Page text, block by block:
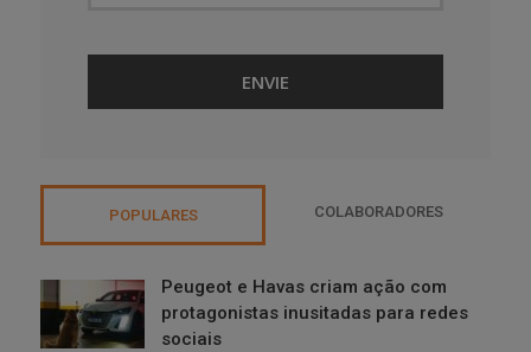
POPULARES COLABORADORES
Peugeot e Havas criam ação com
protagonistas inusitadas para redes
sociais